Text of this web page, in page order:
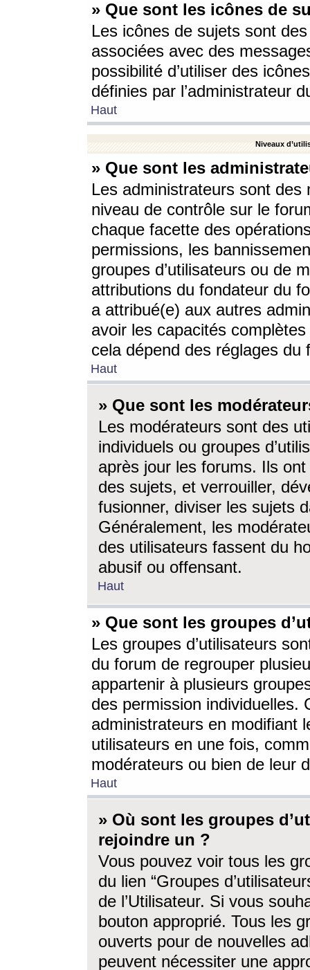
» Que sont les icônes de
Les icônes de sujets sont
associées avec des
possibilité d’utiliser des
définies par l’administrateur
Haut
Niveaux
» Que sont les
Les administrateurs sont
niveau de contrôle sur le
chaque facette des
permissions, les
groupes d’utilisateurs ou de
attributions du fondateur du
a attribué(e) aux autres
avoir les capacités
cela dépend des réglages du
Haut
» Que sont les
Les modérateurs sont des
individuels ou groupes
après jour les forums. Ils ont
des sujets, et verrouiller,
fusionner, diviser les sujets
Généralement, les
des utilisateurs fassent du
abusif ou offensant.
Haut
» Que sont les groupes
Les groupes d’utilisateurs
du forum de regrouper
appartenir à plusieurs
des permission individuelles.
administrateurs en modifiant
utilisateurs en une fois,
modérateurs ou bien de leur
Haut
» Où sont les groupes
rejoindre un ?
Vous pouvez voir tous les
du lien “Groupes
de l’Utilisateur. Si vous
bouton approprié. Tous les
ouverts pour de nouvelles
peuvent nécessiter une